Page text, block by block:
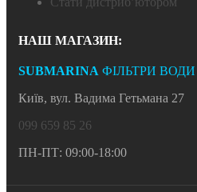
НАШ МАГАЗИН:
SUBMARINA ФІЛЬТРИ ВОДИ
Київ, вул. Вадима Гетьмана 27
099 659 85 26
ПН-ПТ: 09:00-18:00